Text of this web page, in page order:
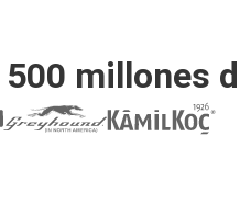
millones